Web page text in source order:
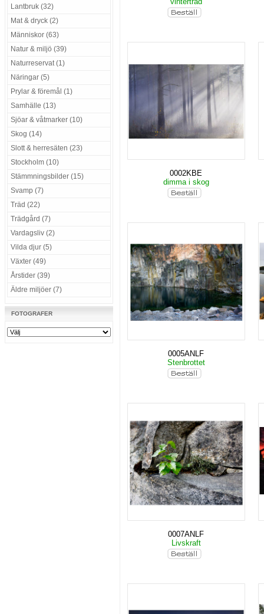
Lantbruk (32)
Mat & dryck (2)
Människor (63)
Natur & miljö (39)
Naturreservat (1)
Näringar (5)
Prylar & föremål (1)
Samhälle (13)
Sjöar & våtmarker (10)
Skog (14)
Slott & herresäten (23)
Stockholm (10)
Stämmningsbilder (15)
Svamp (7)
Träd (22)
Trädgård (7)
Vardagsliv (2)
Vilda djur (5)
Växter (49)
Årstider (39)
Äldre miljöer (7)
FOTOGRAFER
0002KBE
dimma i skog
0005ANLF
Stenbrottet
0007ANLF
Livskraft